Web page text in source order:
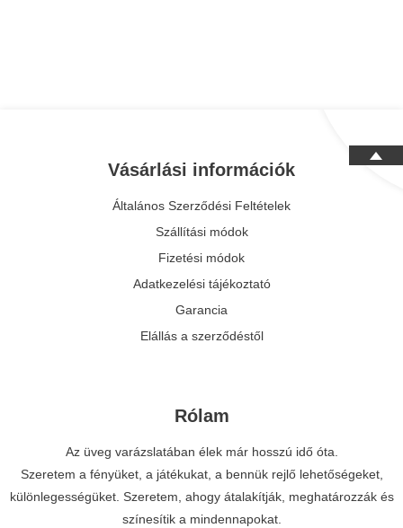
Vásárlási információk
Általános Szerződési Feltételek
Szállítási módok
Fizetési módok
Adatkezelési tájékoztató
Garancia
Elállás a szerződéstől
Rólam
Az üveg varázslatában élek már hosszú idő óta.
Szeretem a fényüket, a játékukat, a bennük rejlő lehetőségeket,
különlegességüket. Szeretem, ahogy átalakítják, meghatározzák és
színesítik a mindennapokat.